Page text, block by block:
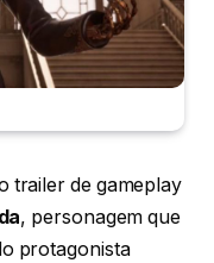
trailer de gameplay
, personagem que
protagonista